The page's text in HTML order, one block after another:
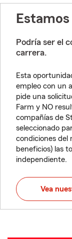
Podría ser el
carrera.
Esta
empleo con un
pide una
Farm y NO
compañías de
seleccionado
condiciones del
beneficios) las
independiente.
Vea